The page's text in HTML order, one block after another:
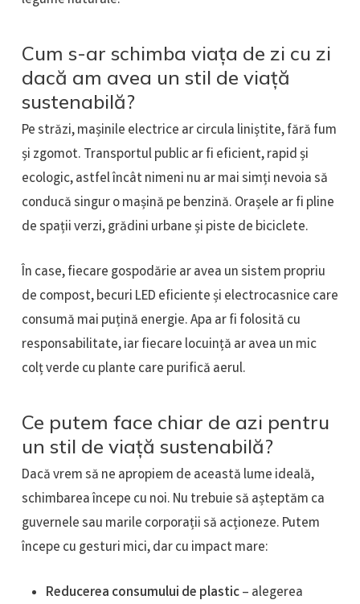
Cum s-ar schimba viața de zi cu zi
dacă am avea un stil de viață
sustenabilă?
Pe străzi, mașinile electrice ar circula liniștite, fără fum
și zgomot. Transportul public ar fi eficient, rapid și
ecologic, astfel încât nimeni nu ar mai simți nevoia să
conducă singur o mașină pe benzină. Orașele ar fi pline
de spații verzi, grădini urbane și piste de biciclete.
În case, fiecare gospodărie ar avea un sistem propriu
de compost, becuri LED eficiente și electrocasnice care
consumă mai puțină energie. Apa ar fi folosită cu
responsabilitate, iar fiecare locuință ar avea un mic
colț verde cu plante care purifică aerul.
Ce putem face chiar de azi pentru
un stil de viață sustenabilă?
Dacă vrem să ne apropiem de această lume ideală,
schimbarea începe cu noi. Nu trebuie să așteptăm ca
guvernele sau marile corporații să acționeze. Putem
începe cu gesturi mici, dar cu impact mare:
Reducerea consumului de plastic– alegerea